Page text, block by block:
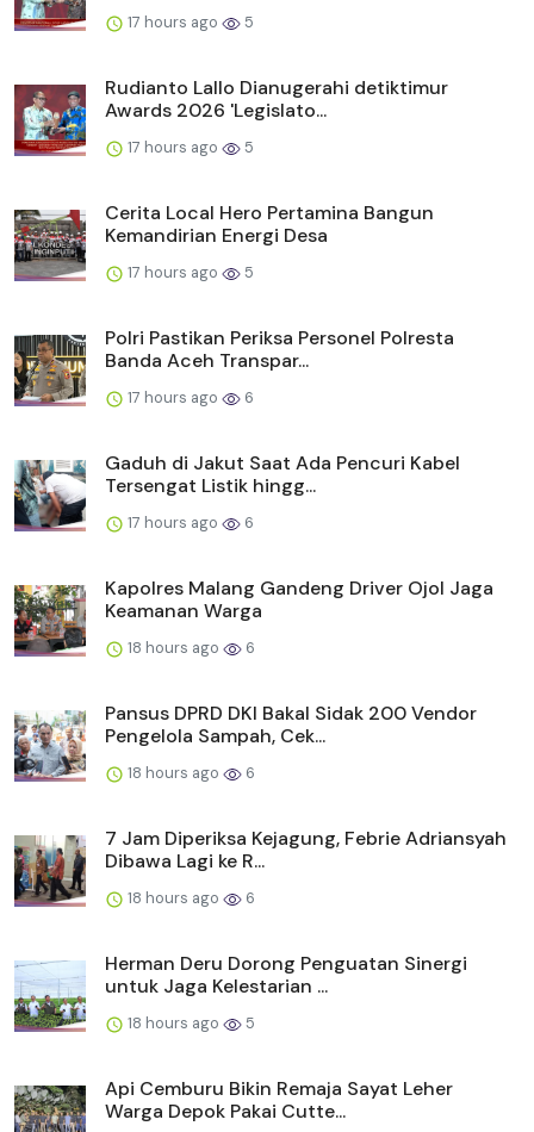
17 hours ago 5
Rudianto Lallo Dianugerahi detiktimur
Awards 2026 'Legislato...
17 hours ago 5
Cerita Local Hero Pertamina Bangun
Kemandirian Energi Desa
17 hours ago 5
Polri Pastikan Periksa Personel Polresta
Banda Aceh Transpar...
17 hours ago 6
Gaduh di Jakut Saat Ada Pencuri Kabel
Tersengat Listik hingg...
17 hours ago 6
Kapolres Malang Gandeng Driver Ojol Jaga
Keamanan Warga
18 hours ago 6
Pansus DPRD DKI Bakal Sidak 200 Vendor
Pengelola Sampah, Cek...
18 hours ago 6
7 Jam Diperiksa Kejagung, Febrie Adriansyah
Dibawa Lagi ke R...
18 hours ago 6
Herman Deru Dorong Penguatan Sinergi
untuk Jaga Kelestarian ...
18 hours ago 5
Api Cemburu Bikin Remaja Sayat Leher
Warga Depok Pakai Cutte...